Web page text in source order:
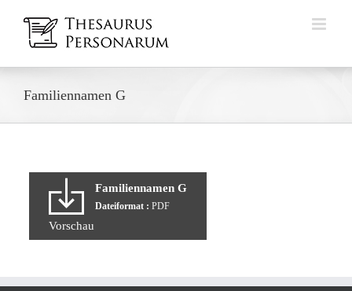
Inhalt
springen
Familiennamen G
Familiennamen G
Dateiformat : PDF
Vorschau